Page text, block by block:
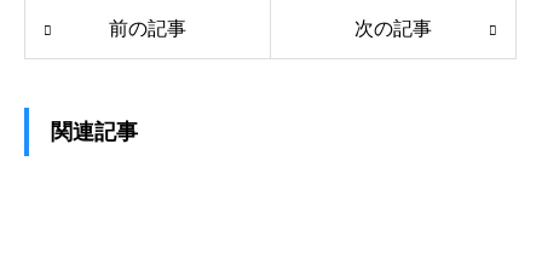
前の記事 次の記事
関連記事